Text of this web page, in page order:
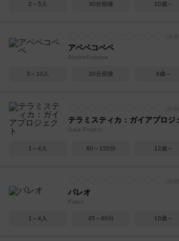
2～5人 30分前後 10歳～
アベベコベベ
AbebeKobebe
3～10人 20分前後 8歳～
テラミスティカ：ガイアプロジ
Gaia Project
1～4人 60～150分 12歳～
パレオ
Paleo
1～4人 45～60分 10歳～